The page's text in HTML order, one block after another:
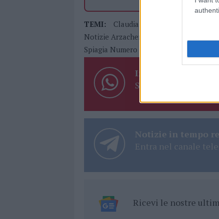
TEMI: Claudia Giagoni
Notizie Arzachena
Spiagia Numero Chiuso
Inviaci le tue
Su WhatsApp al
Notizie in tempo
Entra nel canale
Ricevi le nostre